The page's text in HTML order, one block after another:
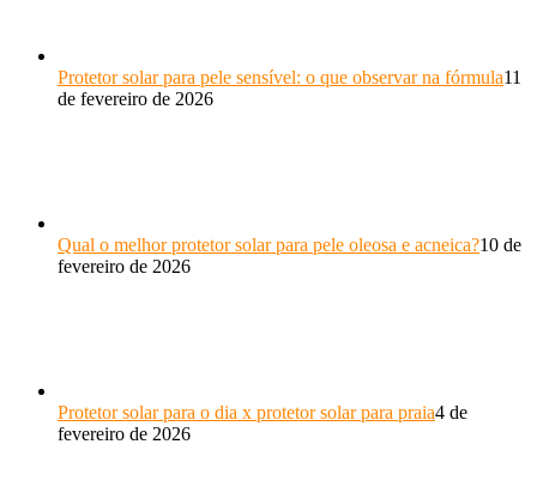
Protetor solar para pele sensível: o que observar na fórmula11
de fevereiro de 2026
Qual o melhor protetor solar para pele oleosa e acneica?10 de
fevereiro de 2026
Protetor solar para o dia x protetor solar para praia4 de
fevereiro de 2026